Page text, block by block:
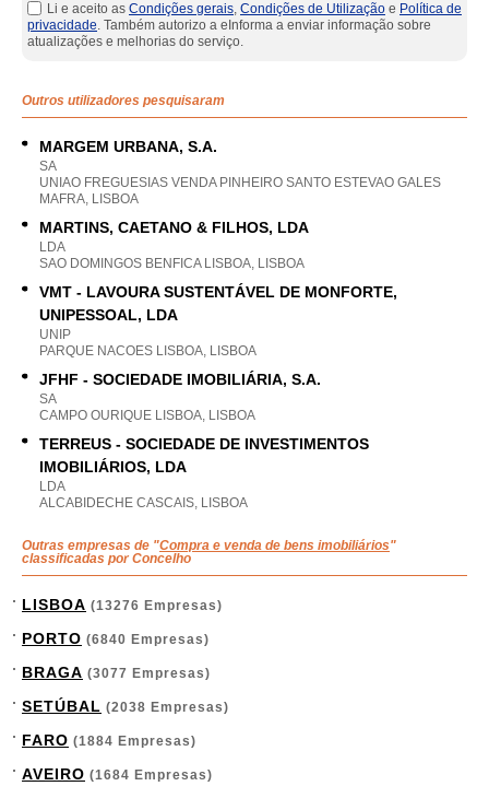
Li e aceito as Condições gerais, Condições de Utilização e Política de
privacidade. Também autorizo a eInforma a enviar informação sobre
atualizações e melhorias do serviço.
Outros utilizadores pesquisaram
MARGEM URBANA, S.A.
SA
UNIAO FREGUESIAS VENDA PINHEIRO SANTO ESTEVAO GALES
MAFRA, LISBOA
MARTINS, CAETANO & FILHOS, LDA
LDA
SAO DOMINGOS BENFICA LISBOA, LISBOA
VMT - LAVOURA SUSTENTÁVEL DE MONFORTE,
UNIPESSOAL, LDA
UNIP
PARQUE NACOES LISBOA, LISBOA
JFHF - SOCIEDADE IMOBILIÁRIA, S.A.
SA
CAMPO OURIQUE LISBOA, LISBOA
TERREUS - SOCIEDADE DE INVESTIMENTOS
IMOBILIÁRIOS, LDA
LDA
ALCABIDECHE CASCAIS, LISBOA
Outras empresas de "Compra e venda de bens imobiliários"
classificadas por Concelho
LISBOA (13276 Empresas)
PORTO (6840 Empresas)
BRAGA (3077 Empresas)
SETÚBAL (2038 Empresas)
FARO (1884 Empresas)
AVEIRO (1684 Empresas)